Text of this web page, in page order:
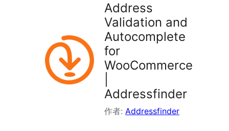
を
検
索
Address
Validation and
Autocomplete
for
WooCommerce
Addressfinder
作者: Addressfinder